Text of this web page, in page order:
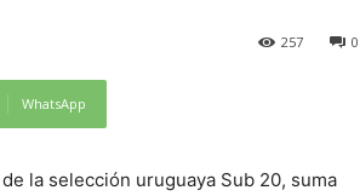
0
257
WhatsApp
la selección uruguaya Sub 20, suma